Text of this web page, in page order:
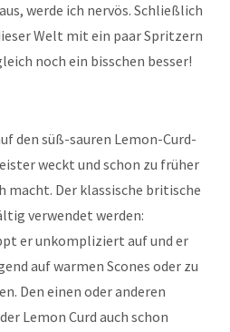
werde ich nervös. Schließlich
Welt mit ein paar Spritzern
noch ein bisschen besser!
den süß-sauren Lemon-Curd-
weckt und schon zu früher
macht. Der klassische britische
verwendet werden:
er unkompliziert auf und er
auf warmen Scones oder zu
Den einen oder anderen
Lemon Curd auch schon